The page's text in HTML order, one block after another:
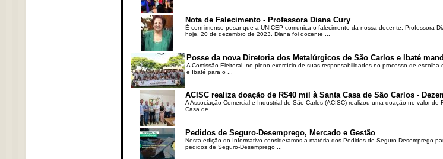
Nota de Falecimento - Professora Diana Cury
É com imenso pesar que a UNICEP comunica o falecimento da nossa docente, Professora
hoje, 20 de dezembro de 2023. Diana foi docente ...
Posse da nova Diretoria dos Metalúrgicos de São Carlos e Ibaté
A Comissão Eleitoral, no pleno exercício de suas responsabilidades no processo de
e Ibaté para o ...
ACISC realiza doação de R$40 mil à Santa Casa de São Carlos -
A Associação Comercial e Industrial de São Carlos (ACISC) realizou uma doação no valor
Casa de ...
Pedidos de Seguro-Desemprego, Mercado e Gestão
Nesta edição do Informativo consideramos a matéria dos Pedidos de Seguro-Desemprego
pedidos de Seguro-Desemprego ...